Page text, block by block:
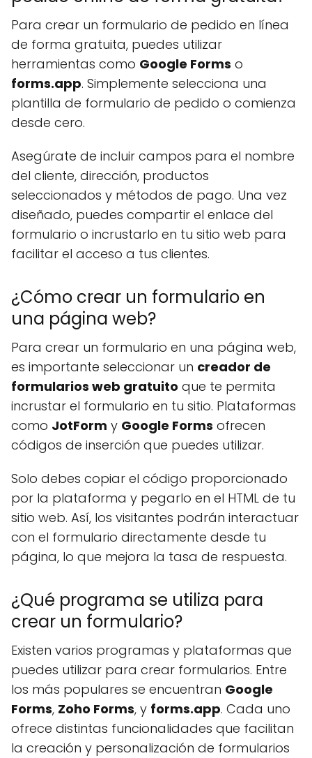
Para crear un formulario de pedido en línea
de forma gratuita, puedes utilizar
herramientas como Google Forms o
forms.app. Simplemente selecciona una
plantilla de formulario de pedido o comienza
desde cero.
Asegúrate de incluir campos para el nombre
del cliente, dirección, productos
seleccionados y métodos de pago. Una vez
diseñado, puedes compartir el enlace del
formulario o incrustarlo en tu sitio web para
facilitar el acceso a tus clientes.
¿Cómo crear un formulario en
una página web?
Para crear un formulario en una página web,
es importante seleccionar un creador de
formularios web gratuito que te permita
incrustar el formulario en tu sitio. Plataformas
como JotForm y Google Forms ofrecen
códigos de inserción que puedes utilizar.
Solo debes copiar el código proporcionado
por la plataforma y pegarlo en el HTML de tu
sitio web. Así, los visitantes podrán interactuar
con el formulario directamente desde tu
página, lo que mejora la tasa de respuesta.
¿Qué programa se utiliza para
crear un formulario?
Existen varios programas y plataformas que
puedes utilizar para crear formularios. Entre
los más populares se encuentran Google
Forms, Zoho Forms, y forms.app. Cada uno
ofrece distintas funcionalidades que facilitan
la creación y personalización de formularios